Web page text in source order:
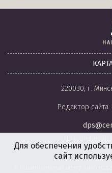
220030, г.
Редактор сайта:
Для обеспечения
сайт